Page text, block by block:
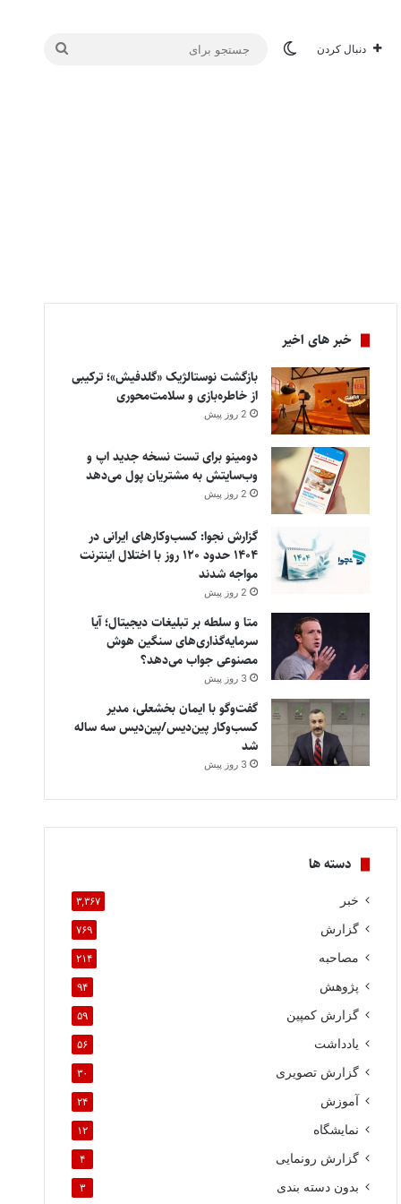
دنبال کردن تغییر پوسته
جستجو
خبر های اخیر
بازگشت نوستالژیک «گلدفیش»؛ ترکیبی
از خاطره‌بازی و سلامت‌محوری
2 روز پیش
دومینو برای تست نسخه جدید اپ و
وب‌سایتش به مشتریان پول می‌دهد
2 روز پیش
گزارش نجوا: کسب‌وکارهای ایرانی در
۱۴۰۴ حدود ۱۲۰ روز با اختلال اینترنت
مواجه شدند
2 روز پیش
متا و سلطه بر تبلیغات دیجیتال؛ آیا
سرمایه‌گذاری‌های سنگین هوش
مصنوعی جواب می‌دهد؟
3 روز پیش
گفت‌وگو با ایمان بخشعلی، مدیر
کسب‌وکار پین‌دیس/پین‌دیس سه ساله
شد
3 روز پیش
دسته ها
خبر ۳,۳۶۷
گزارش ۷۶۹
مصاحبه ۲۱۴
پژوهش ۹۴
گزارش کمپین ۵۹
یادداشت ۵۶
گزارش تصویری ۳۰
آموزش ۲۴
نمایشگاه ۱۲
گزارش رونمایی ۴
بدون دسته بندی ۳